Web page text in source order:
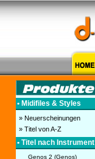
• Midifiles & Styles
» Neuerscheinungen
» Titel von A-Z
• Titel nach Instrument
Genos 2 (Genos)